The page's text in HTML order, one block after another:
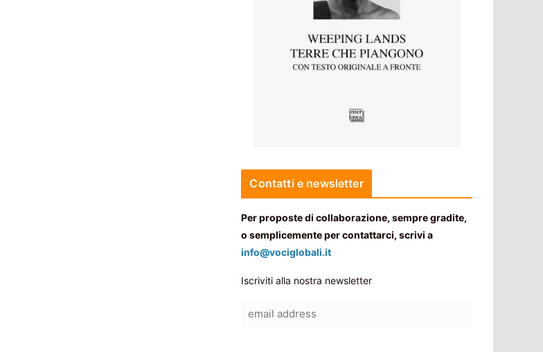
Contatti e newsletter
Per proposte di collaborazione, sempre gradite,
o semplicemente per contattarci, scrivi a
info@vociglobali.it
Iscriviti alla nostra newsletter